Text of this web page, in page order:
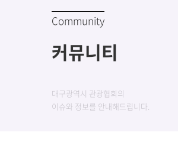
Community
커뮤니티
대구광역시 관광협회의
이슈와 정보를 안내해드립니다.